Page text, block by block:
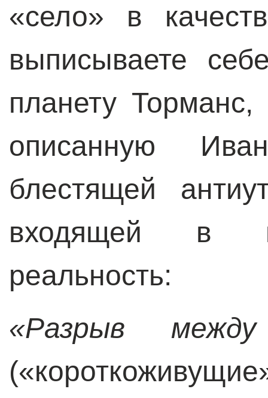
«село» в
выписываете
планету
описанную
блестящей
входящей в
реальность:
«Разрыв